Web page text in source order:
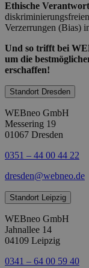
Ethische
Verzerrungen (Bias)
Und so trifft bei
um die
erschaffen!
Standort Dresden
WEBneo GmbH
Messering 19
01067 Dresden
0351 – 44 00 44 22
dresden@webneo.de
Standort Leipzig
WEBneo GmbH
Jahnallee 14
04109 Leipzig
0341 – 64 00 59 40